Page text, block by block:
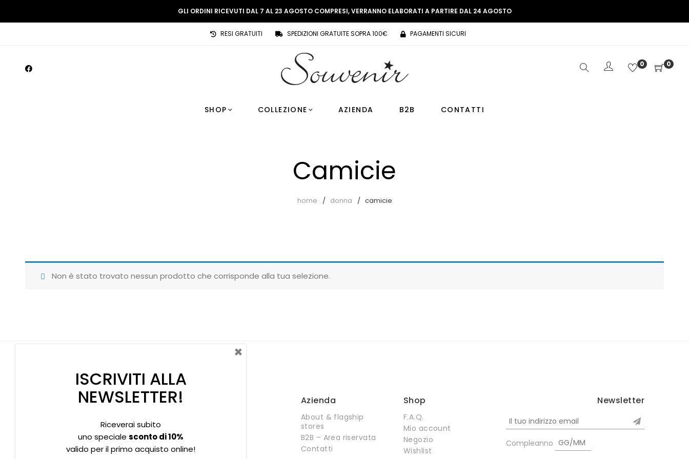
GLI ORDINI RICEVUTI DAL 7 AL 23 AGOSTO COMPRESI, VERRANNO ELABORATI A PARTIRE DAL 24 AGOSTO
RESI GRATUITI SPEDIZIONI GRATUITE SOPRA 100€ PAGAMENTI SICURI
0 0
SHOP COLLEZIONE AZIENDA B2B CONTATTI
Camicie
home donna camicie
Non è stato trovato nessun prodotto che corrisponde alla tua selezione.
Privacy policy Informativa Cookies
Azienda
About & flagship
stores
B2B – Area riservata
Contatti
Shop
F.A.Q.
Mio account
Negozio
Wishlist
Newsletter
Compleanno
ISCRIVITI ALLA
NEWSLETTER!
Riceverai subito
uno speciale sconto di 10%
valido per il primo acquisto online!
×